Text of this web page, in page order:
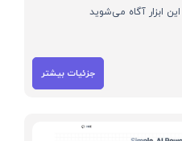
این ابزار آگاه می‌شوید
جزئیات بیشتر